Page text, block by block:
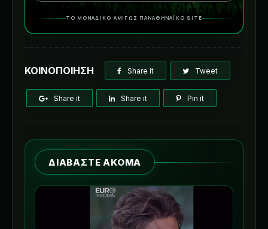
ΤΟ ΜΟΝΑΔΙΚΟ ΑΜΙΓΩΣ ΠΑΝΑΘΗΝΑΪΚΟ SITE
ΚΟΙΝΟΠΟΙΗΣΗ Share it Tweet
Share it Share it Pin it
ΔΙΑΒΑΣΤΕ ΑΚΟΜΑ